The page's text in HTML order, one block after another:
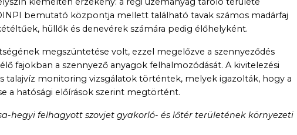
bemutató központja mellett található tavak számos madárfaj
hüllők és denevérek számára pedig élőhelyként.
megszüntetése volt, ezzel megelőzve a szennyeződés
fajokban a szennyező anyagok felhalmozódását. A kivitelezési
talajvíz monitoring vizsgálatok történtek, melyek igazolták, hogy a
a hatósági előírások szerint megtörtént.
hegyi felhagyott szovjet gyakorló- és lőtér területének környezeti